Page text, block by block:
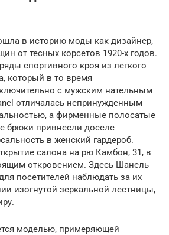
в историю моды как дизайнер,
от тесных корсетов 1920-х годов.
спортивного кроя из легкого
который в то время
с мужским нательным
отличалась непринужденным
а фирменные полосатые
брюки привнесли доселе
в женский гардероб.
салона на рю Камбон, 31, в
откровением. Здесь Шанель
посетителей наблюдать за их
изогнутой зеркальной лестницы,
моделью, примеряющей